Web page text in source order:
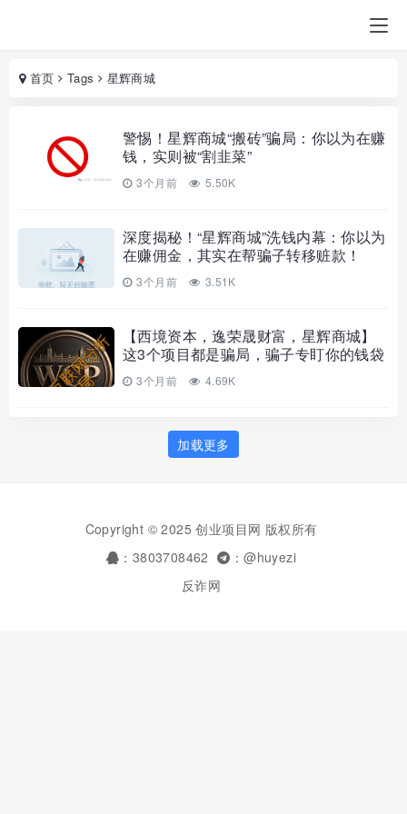
首页 Tags 星辉商城
警惕！星辉商城“搬砖”骗局：你以为在赚
钱，实则被“割韭菜”
3个月前 5.50K
深度揭秘！“星辉商城”洗钱内幕：你以为
在赚佣金，其实在帮骗子转移赃款！
3个月前 3.51K
【西境资本，逸荣晟财富，星辉商城】
这3个项目都是骗局，骗子专盯你的钱袋
子，千万不要碰！
3个月前 4.69K
加载更多
Copyright © 2025 创业项目网 版权所有
：3803708462
：@huyezi
反诈网